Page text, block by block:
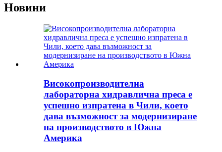
Новини
Високопроизводителна
лабораторна хидравлична преса е
успешно изпратена в Чили, което
дава възможност за модернизиране
на производството в Южна
Америка